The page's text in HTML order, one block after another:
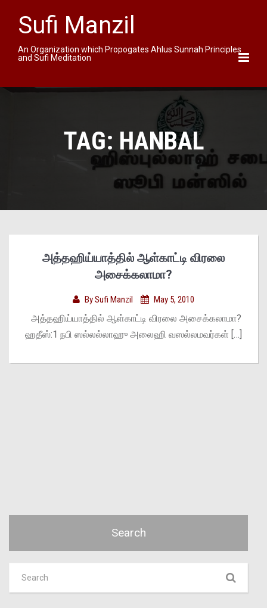
Sufi Manzil
An Organization which Propogates Ahlus Sunnah Principles
and Sufi Meditation
TAG: HANBAL
அத்தஹிய்யாத்தில் ஆள்காட்டி விரலை
அசைக்கலாமா?
BySufi Manzil May 5, 2010
அத்தஹிய்யாத்தில் ஆள்காட்டி விரலை அசைக்கலாமா?
ஹதீஸ்:1 நபி ஸல்லல்லாஹு அலைஹி வஸல்லமவர்கள் […]
Search